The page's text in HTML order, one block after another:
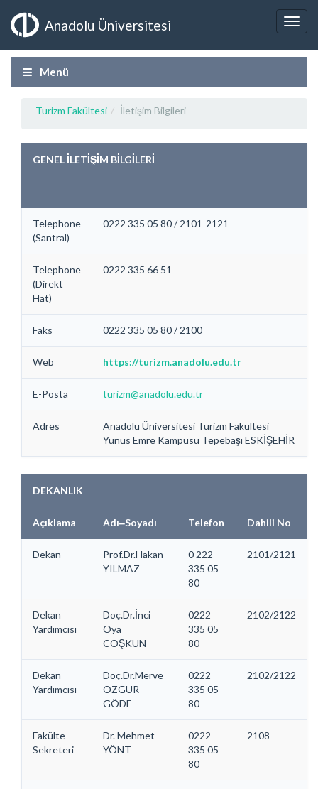
Anadolu Üniversitesi
Menü
Turizm Fakültesi İletişim Bilgileri
GENEL İLETİŞİM BİLGİLERİ
Telephone
(Santral)
0222 335 05 80 / 2101-2121
Telephone
(Direkt
Hat)
0222 335 66 51
Faks 0222 335 05 80 / 2100
Web https://turizm.anadolu.edu.tr
E-Posta turizm@anadolu.edu.tr
Adres
Anadolu Üniversitesi Turizm Fakültesi
Yunus Emre Kampusü Tepebaşı ESKİŞEHİR
DEKANLIK
Açıklama Adı‒Soyadı Telefon Dahili No
Dekan
Prof.Dr.Hakan
YILMAZ
0 222
335 05
80
2101/2121
Dekan
Yardımcısı
Doç.Dr.İnci
Oya
COŞKUN
0222
335 05
80
2102/2122
Dekan
Yardımcısı
Doç.Dr.Merve
ÖZGÜR
GÖDE
0222
335 05
80
2102/2122
Fakülte
Sekreteri
Dr. Mehmet
YÖNT
0222
335 05
80
2108